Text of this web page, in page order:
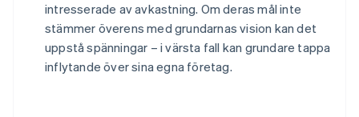
intresserade av avkastning. Om deras mål inte
stämmer överens med grundarnas vision kan det
uppstå spänningar – i värsta fall kan grundare tappa
inflytande över sina egna företag.